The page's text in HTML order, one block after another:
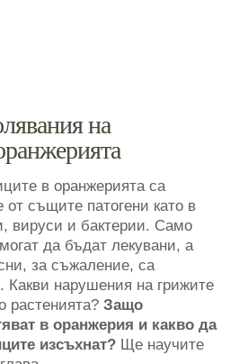
на
в оранжерията са
от същите патогени като в
вируси и бактерии. Само
да бъдат лекувани, а
за съжаление, са
Какви нарушения на грижите
растенията? Защо
в оранжерия и какво да
изсъхнат? Ще научите